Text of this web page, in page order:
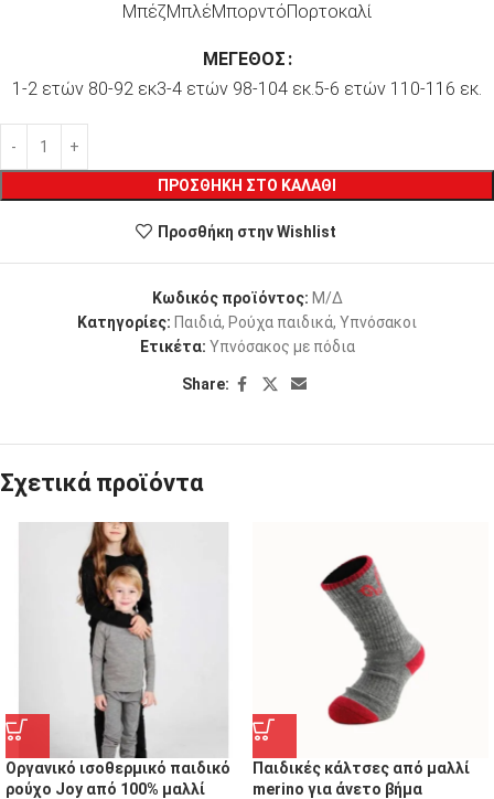
ΜπέζΜπλέΜπορντόΠορτοκαλί
ΜΈΓΕΘΟΣ
1-2 ετών 80-92 εκ3-4 ετών 98-104 εκ.5-6 ετών 110-116 εκ.
ΠΡΟΣΘΉΚΗ ΣΤΟ ΚΑΛΆΘΙ
Προσθήκη στην Wishlist
Κωδικός προϊόντος: Μ/Δ
Κατηγορίες: Παιδιά, Ρούχα παιδικά, Υπνόσακοι
Ετικέτα: Υπνόσακος με πόδια
Share:
Σχετικά προϊόντα
Οργανικό ισοθερμικό παιδικό
ρούχο Joy από 100% μαλλί
Παιδικές κάλτσες από μαλλί
merino για άνετο βήμα